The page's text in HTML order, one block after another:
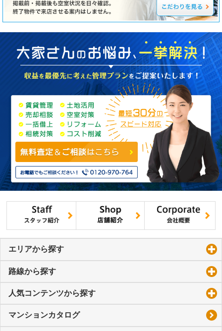
エリアから探す
路線から探す
人気コンテンツから探す
マンションカタログ